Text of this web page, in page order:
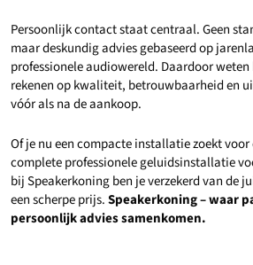
Persoonlijk contact staat centraal. Geen
maar deskundig advies gebaseerd op
professionele audiowereld. Daardoor
rekenen op kwaliteit, betrouwbaarheid en
vóór als na de aankoop.
Of je nu een compacte installatie zoekt voor
complete professionele geluidsinstallatie
bij Speakerkoning ben je verzekerd van de
een scherpe prijs.Speakerkoning – waar
persoonlijk advies samenkomen.